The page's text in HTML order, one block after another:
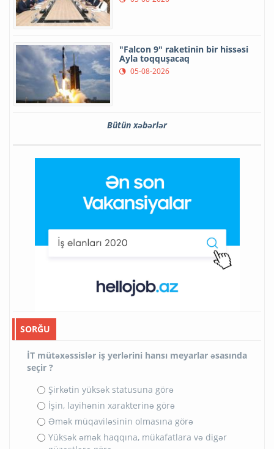
"Falcon 9" raketinin bir hissəsi
Ayla toqquşacaq
05-08-2026
Bütün xəbərlər
SORĞU
İT mütəxəssislər iş yerlərini hansı meyarlar əsasında
seçir ?
Şirkətin yüksək statusuna görə
İşin, layihənin xarakterinə görə
Əmək müqaviləsinin olmasına görə
Yüksək əmək haqqına, mükafatlara və digər